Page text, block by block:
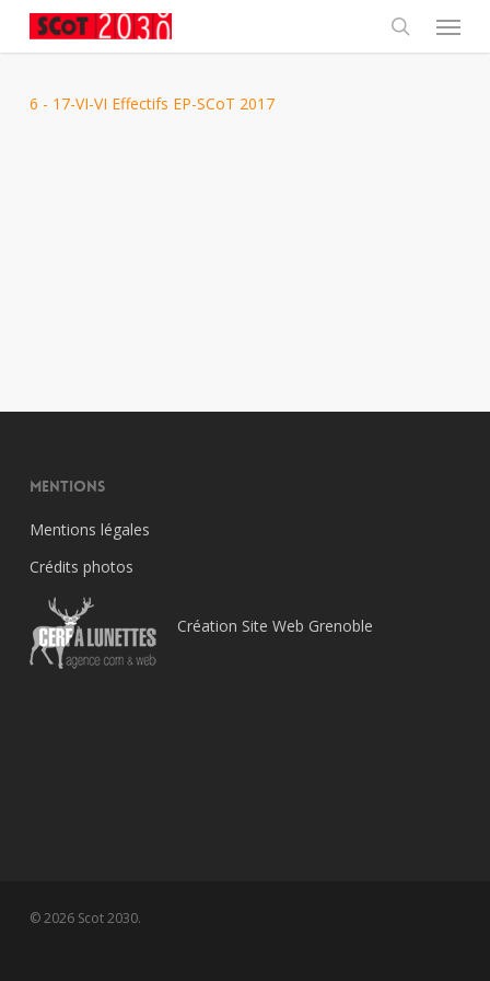
main
content search
Menu
6 - 17-VI-VI Effectifs EP-SCoT 2017
Mentions
Mentions légales
Crédits photos
Création Site Web Grenoble
© 2026 Scot 2030.